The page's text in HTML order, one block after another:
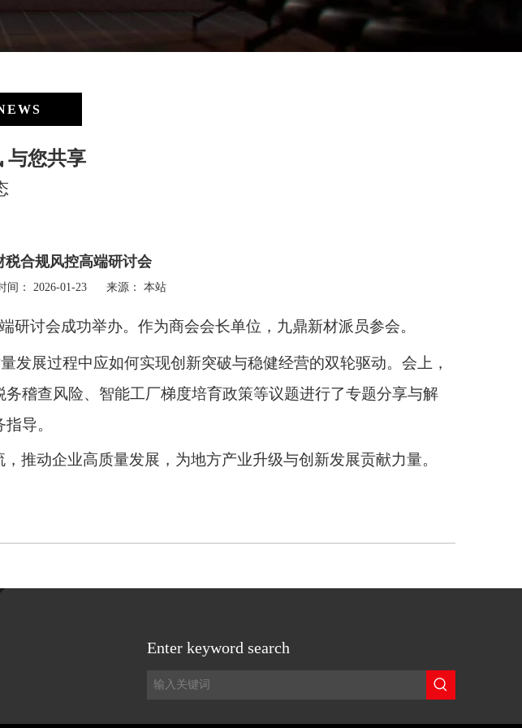
与您共享
合规风控高端研讨会
： 2026-01-23 来源： 本站
研讨会成功举办。作为商会会长单位，九鼎新材派员参会。
发展过程中应如何实现创新突破与稳健经营的双轮驱动。会上，
稽查风险、智能工厂梯度培育政策等议题进行了专题分享与解
导。
推动企业高质量发展，为地方产业升级与创新发展贡献力量。
Enter keyword search